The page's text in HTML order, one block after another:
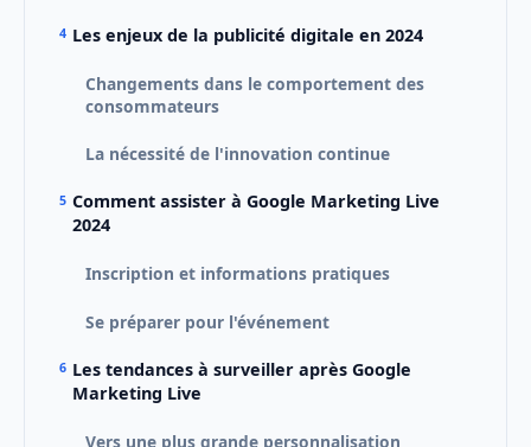
Les enjeux de la publicité digitale en 2024
Changements dans le comportement des
consommateurs
La nécessité de l'innovation continue
Comment assister à Google Marketing Live
2024
Inscription et informations pratiques
Se préparer pour l'événement
Les tendances à surveiller après Google
Marketing Live
Vers une plus grande personnalisation